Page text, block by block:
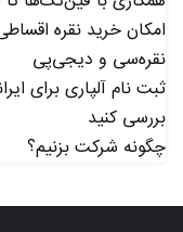
نقره‌سی و دیجی‌پی
ثبت نام آلپاری برای
بررسی کنید
چگونه شرکت بزنیم؟